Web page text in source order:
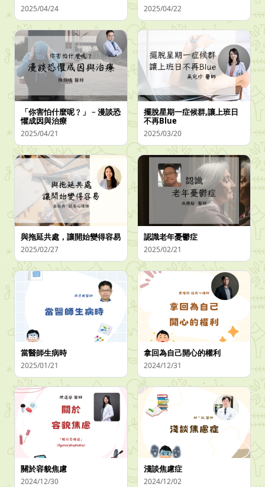
2025/04/24 2025/04/22
「你害怕什麼呢﹖」﹣漫談恐
懼成因與治療
2025/04/21
擺脫星期一症候群,讓上班日
不再Blue
2025/03/20
與拖延共處，讓開始變得容易
2025/02/27
認識老年憂鬱症
2025/02/21
當醫師生病時
2025/01/21
拿回為自己開心的權利
2024/12/31
關於容貌焦慮
2024/12/30
淺談焦慮症
2024/12/02